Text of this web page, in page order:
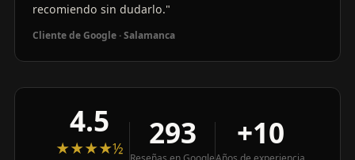
recomiendo sin dudarlo."
Cliente de Google · Salamanca
4.5
★★★★½ 293 +10